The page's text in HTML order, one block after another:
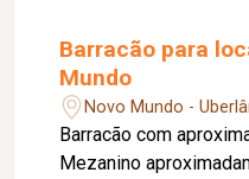
Barracão para locação no bairro Novo
Mundo
Novo Mundo -
Barracão com
Mezanino